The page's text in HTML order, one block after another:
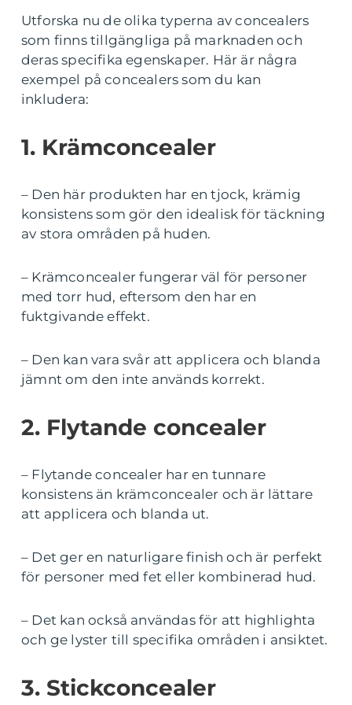
Utforska nu de olika typerna av concealers
som finns tillgängliga på marknaden och
deras specifika egenskaper. Här är några
exempel på concealers som du kan
inkludera:
1. Krämconcealer
– Den här produkten har en tjock, krämig
konsistens som gör den idealisk för täckning
av stora områden på huden.
– Krämconcealer fungerar väl för personer
med torr hud, eftersom den har en
fuktgivande effekt.
– Den kan vara svår att applicera och blanda
jämnt om den inte används korrekt.
2. Flytande concealer
– Flytande concealer har en tunnare
konsistens än krämconcealer och är lättare
att applicera och blanda ut.
– Det ger en naturligare finish och är perfekt
för personer med fet eller kombinerad hud.
– Det kan också användas för att highlighta
och ge lyster till specifika områden i ansiktet.
3. Stickconcealer